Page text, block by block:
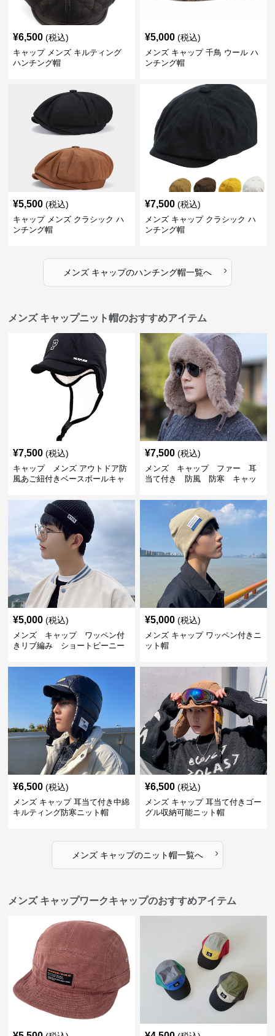
¥6,500 (税込)
キャップ メンズ キルティング
ハンチング帽
¥5,000 (税込)
メンズ キャップ 千鳥 ウール ハ
ンチング帽
¥5,500 (税込)
キャップ メンズ クラシック ハ
ンチング帽
¥7,500 (税込)
メンズ キャップ クラシック ハ
ンチング帽
メンズ キャップのハンチング帽一覧へ ›
メンズ キャップニット帽のおすすめアイテム
¥7,500 (税込)
キャップ メンズ アウトドア防
風あご紐付きベースボールキャ
¥7,500 (税込)
メンズ キャップ ファー 耳
当て付き 防風 防寒 キャッ
¥5,000 (税込)
メンズ キャップ ワッペン付
きリブ編み ショートビーニー
¥5,000 (税込)
メンズ キャップ ワッペン付きニ
ット帽
¥6,500 (税込)
メンズ キャップ 耳当て付き中綿
キルティング防寒ニット帽
¥6,500 (税込)
メンズ キャップ 耳当て付きゴー
グル収納可能ニット帽
メンズ キャップのニット帽一覧へ ›
メンズ キャップワークキャップのおすすめアイテム